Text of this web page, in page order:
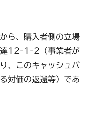
ら、購入者側の立場
達12-1-2（事業者が
、このキャッシュバ
対価の返還等）であ